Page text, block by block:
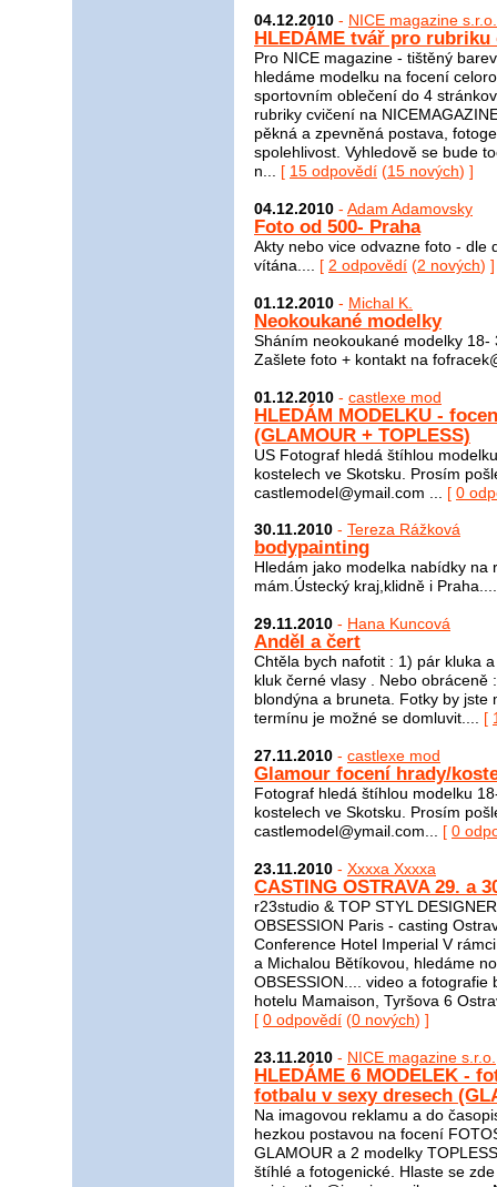
04.12.2010 - NICE magazine s.r.o.
HLEDÁME tvář pro
Pro NICE magazine - tištěný
hledáme modelku na focení
sportovním oblečení do 4
rubriky cvičení na
pěkná a zpevněná postava,
spolehlivost. Vyhledově se bude
n... [ 15 odpovědí (15 nových) ]
04.12.2010 - Adam Adamovsky
Foto od 500- Praha
Akty nebo vice odvazne foto - dle
vítána.... [ 2 odpovědí (2 nových) ]
01.12.2010 - Michal K.
Neokoukané modelky
Sháním neokoukané modelky
Zašlete foto + kontakt na
01.12.2010 - castlexe mod
HLEDÁM MODELKU -
(GLAMOUR + TOPLESS)
US Fotograf hledá štíhlou
kostelech ve Skotsku. Prosím
castlemodel@ymail.com ... [ 0
30.11.2010 - Tereza Rážková
bodypainting
Hledám jako modelka nabídky na
mám.Ústecký kraj,klidně i
29.11.2010 - Hana Kuncová
Anděl a čert
Chtěla bych nafotit : 1) pár kluka
kluk černé vlasy . Nebo
blondýna a bruneta. Fotky by jste
termínu je možné se domluvit.... [
27.11.2010 - castlexe mod
Glamour focení hrady/
Fotograf hledá štíhlou modelku
kostelech ve Skotsku. Prosím
castlemodel@ymail.com... [ 0
23.11.2010 - Xxxxa Xxxxa
CASTING OSTRAVA 29. a
r23studio & TOP STYL
OBSESSION Paris - casting
Conference Hotel Imperial V
a Michalou Bětíkovou, hledáme
OBSESSION.... video a
hotelu Mamaison, Tyršova 6
[ 0 odpovědí (0 nových) ]
23.11.2010 - NICE magazine s.r.o.
HLEDÁME 6 MODELEK -
fotbalu v sexy dresech
Na imagovou reklamu a do
hezkou postavou na focení
GLAMOUR a 2 modelky
štíhlé a fotogenické. Hlaste se